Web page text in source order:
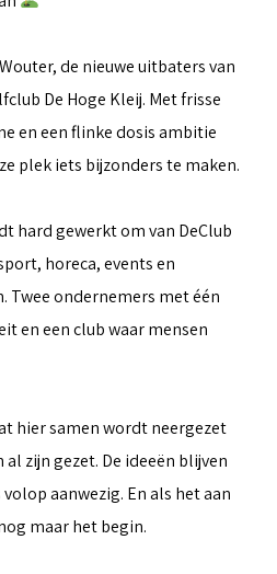
de nieuwe uitbaters van
De Hoge Kleij. Met frisse
en een flinke dosis ambitie
plek iets bijzonders te maken.
hard gewerkt om van DeClub
horeca, events en
Twee ondernemers met één
en een club waar mensen
hier samen wordt neergezet
zijn gezet. De ideeën blijven
aanwezig. En als het aan
maar het begin.